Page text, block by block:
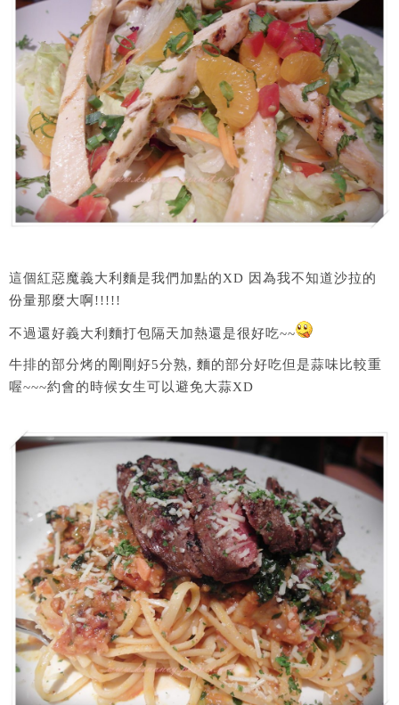
這個紅惡魔義大利麵是我們加點的XD 因為我不知道沙拉的
份量那麼大啊!!!!!
不過還好義大利麵打包隔天加熱還是很好吃~~
牛排的部分烤的剛剛好5分熟, 麵的部分好吃但是蒜味比較重
喔~~~約會的時候女生可以避免大蒜XD